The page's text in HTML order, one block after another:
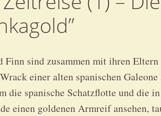
Finn sind zusammen mit ihren
einer alten spanischen
die spanische Schatzflotte und die
einen goldenen Armreif ansehen,